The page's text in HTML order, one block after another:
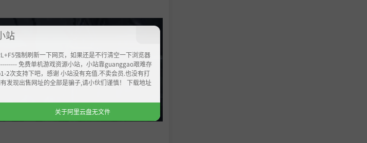
站
强制刷新一下网页，如果还是不行清空一下浏览器
免费单机游戏资源小站，小站靠guanggao艰难存
2次支持下吧，感谢 小站没有充值.不卖会员.也没有打
发现出售网址的全部是骗子,请小伙们谨慎！ 下载地址
关于阿里云盘无文件